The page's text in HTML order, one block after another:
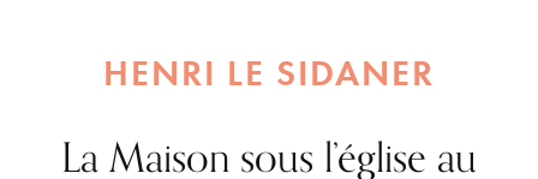
HENRI LE SIDANER
La Maison sous l’église au